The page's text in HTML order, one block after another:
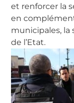
et renforcer la
en
municipales,
de l’Etat.